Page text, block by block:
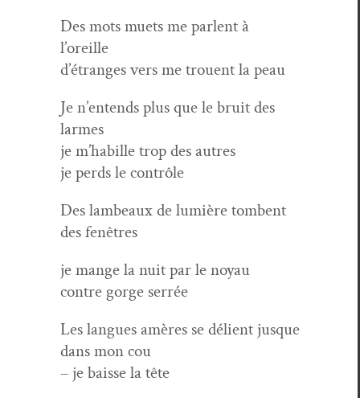
Des mots muets me par­lent à
l’oreille
d’étranges vers me trouent la peau
Je n’entends plus que le bruit des
larmes
je m’habille trop des autres
je perds le contrôle
Des lam­beaux de lumière tombent
des fenêtres
je mange la nuit par le noy­au
con­tre gorge serrée
Les langues amères se délient jusque
dans mon cou
– je baisse la tête